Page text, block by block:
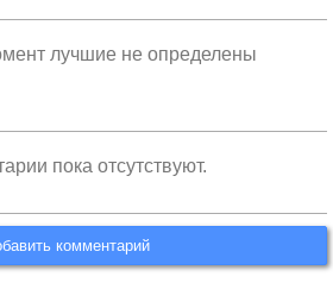
лучшие не определены
пока отсутствуют.
комментарий